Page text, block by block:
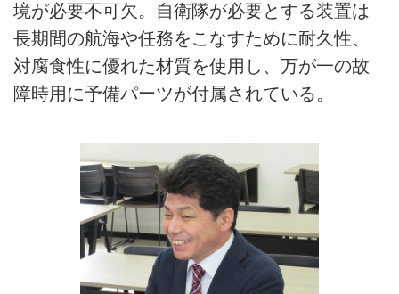
境が必要不可欠。自衛隊が必要とする装置は
長期間の航海や任務をこなすために耐久性、
対腐食性に優れた材質を使用し、万が一の故
障時用に予備パーツが付属されている。